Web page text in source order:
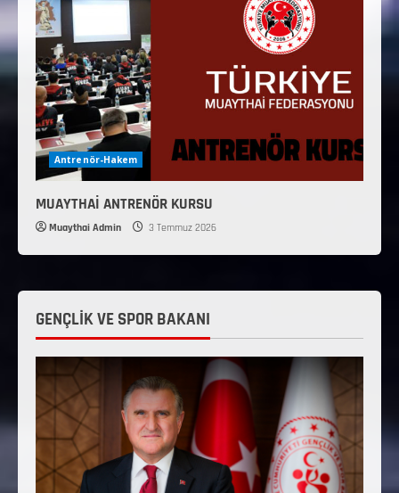
Antrenör-Hakem
MUAYTHAİ ANTRENÖR KURSU
Muaythai Admin 3 Temmuz 2026
GENÇLİK VE SPOR BAKANI